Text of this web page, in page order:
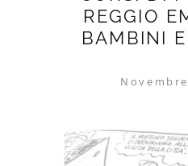
REGGIO
BAMBINI